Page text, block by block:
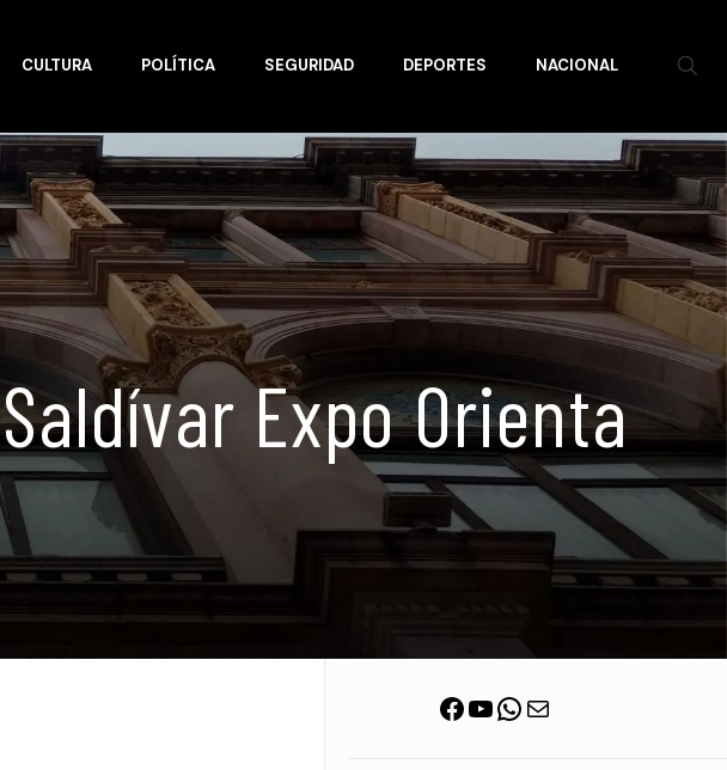
CULTURA POLÍTICA SEGURIDAD DEPORTES NACIONAL
Expo Orienta
Facebook
YouTube
WhatsApp
Correo electrónico